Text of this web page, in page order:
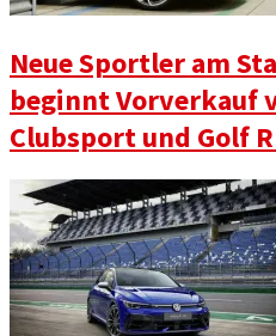
Neue Sportler am
beginnt Vorverkauf
Clubsport und Golf